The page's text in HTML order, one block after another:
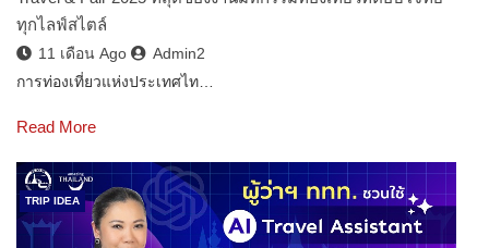
ทุกไลฟ์สไตล์
11 เดือน Ago
Admin2
การท่องเที่ยวแห่งประเทศไท…
Read More
TRIP IDEA